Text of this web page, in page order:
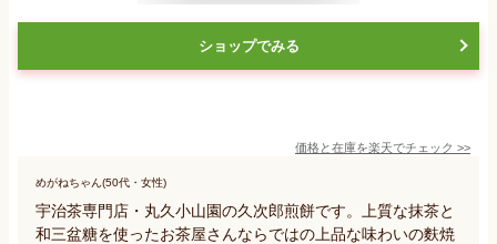
ショップでみる
価格と在庫を楽天でチェック >>
めがねちゃん(50代・女性)
宇治茶専門店・丸久小山園の久次郎煎餅です。上質な抹茶と
和三盆糖を使ったお茶屋さんならではの上品な味わいの麩焼